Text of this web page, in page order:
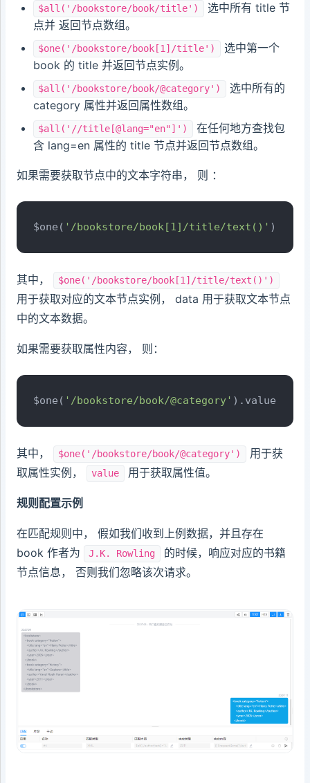
$all('/bookstore/book/title')
选中所有 title 节
点并 返回节点数组。
$one('/bookstore/book[1]/title')
选中第一个
book 的 title 并返回节点实例。
$all('/bookstore/book/@category')
选中所有的
category 属性并返回属性数组。
$all('//title[@lang="en"]')
在任何地方查找包
含 lang=en 属性的 title 节点并返回节点数组。
如果需要获取节点中的文本字符串， 则 ：
$one( '/bookstore/book[1]/title/text()' ).
其中， $one('/bookstore/book[1]/title/text()')
用于获取对应的文本节点实例， data 用于获取文本节点
中的文本数据。
如果需要获取属性内容， 则：
$one( '/bookstore/book/@category' ). value
其中， $one('/bookstore/book/@category')
用于获
取属性实例，
value 用于获取属性值。
规则配置示例
在匹配规则中， 假如我们收到上例数据，并且存在
book 作者为
J.K. Rowling
的时候，响应对应的书籍
节点信息， 否则我们忽略该次请求。